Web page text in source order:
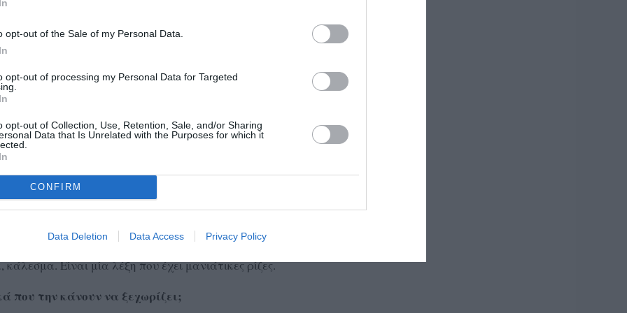
opt-out of the Sale of my Personal Data.
opt-out of processing my Personal Data for Targeted
opt-out of Collection, Use, Retention, Sale, and/or Sharing
Data that Is Unrelated with the Purposes for which it
CONFIRM
Data Deletion Data Access Privacy Policy
παράδοσης. Θεωρήσαμε πως υπάρχουν τόσο ο
ενός νέου προϊόντος, μια μπύρας που με τη
να συνοδεύσει αρμονικά τα υπόλοιπα καλουδια της
τη στιγμή; Υπάρχουν σχέδια για περαιτέρω
μπίρας : Νέμα ξανθιά (Lager), Νέμα Summer Ale και
Pale Ale. Σχέδια και διάθεση για δημιουργία νέων
ότι η Νέμα είναι η πρώτη και μοναδική μπίρα
Μεσσηνίας.
Είναι μία λέξη που έχει μανιάτικες ρίζες.
που την κάνουν να ξεχωρίζει;